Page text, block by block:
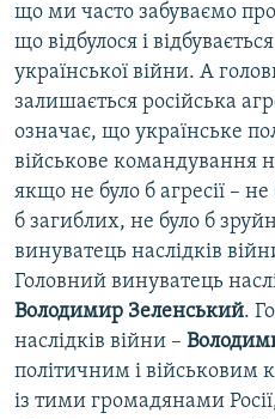
що ми часто забуваємо
що відбулося і
української війни. А
залишається російська
означає, що українське
військове командування
якщо не було б агресії –
б загиблих, не було б
винуватець наслідків
Головний винуватець
Володимир Зеленський.
наслідків війни –
політичним і військовим
із тими громадянами